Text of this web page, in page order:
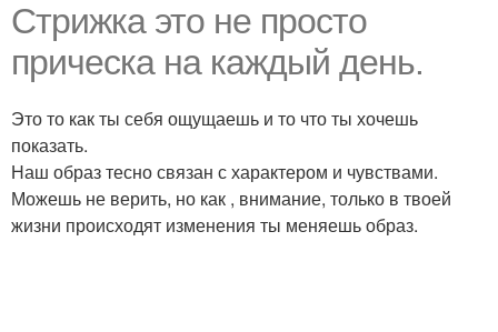
Стрижка это не просто
прическа на каждый день.
Это то как ты себя ощущаешь и то что ты хочешь
показать.
Наш образ тесно связан с характером и чувствами.
Можешь не верить, но как , внимание, только в твоей
жизни происходят изменения ты меняешь образ.